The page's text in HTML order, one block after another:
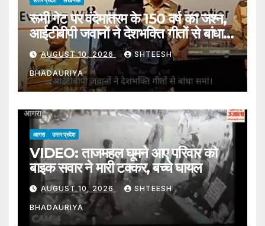
रूमी गेट पर वंदेमातरम के 150 वर्ष का जश्न,
आईटीबीपी जवानों ने देशभक्ति गीतों से बांधा
समांAUGUST 10, 2026 SHTEESH
BHADAURIYA
आगरा उत्तर प्रदेश
VIDEO: ताजमहल घूमने आए परिवार को
बाइक सवार ने मारी टक्कर, बच्चे घायल
AUGUST 10, 2026 SHTEESH
BHADAURIYA